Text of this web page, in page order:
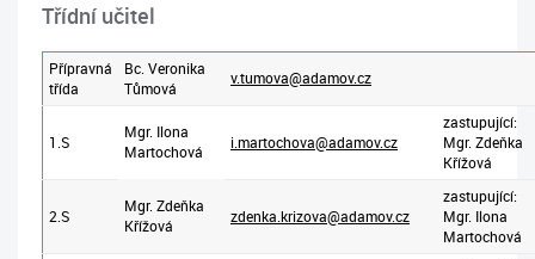
Třídní učitel
Přípravná
třída
Bc. Veronika
Tůmová
v.tumova@adamov.cz
1.S
Mgr. Ilona
Martochová
i.martochova@adamov.cz
zastupující:
Mgr. Zdeňka
Křížová
2.S
Mgr. Zdeňka
Křížová
zdenka.krizova@adamov.cz
zastupující:
Mgr. Ilona
Martochová